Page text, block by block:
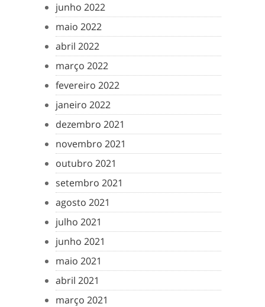
junho 2022
maio 2022
abril 2022
março 2022
fevereiro 2022
janeiro 2022
dezembro 2021
novembro 2021
outubro 2021
setembro 2021
agosto 2021
julho 2021
junho 2021
maio 2021
abril 2021
março 2021